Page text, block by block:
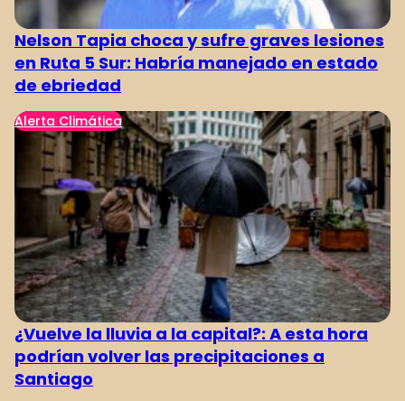
Nelson Tapia choca y sufre graves lesiones
en Ruta 5 Sur: Habría manejado en estado
de ebriedad
Alerta Climática
¿Vuelve la lluvia a la capital?: A esta hora
podrían volver las precipitaciones a
Santiago